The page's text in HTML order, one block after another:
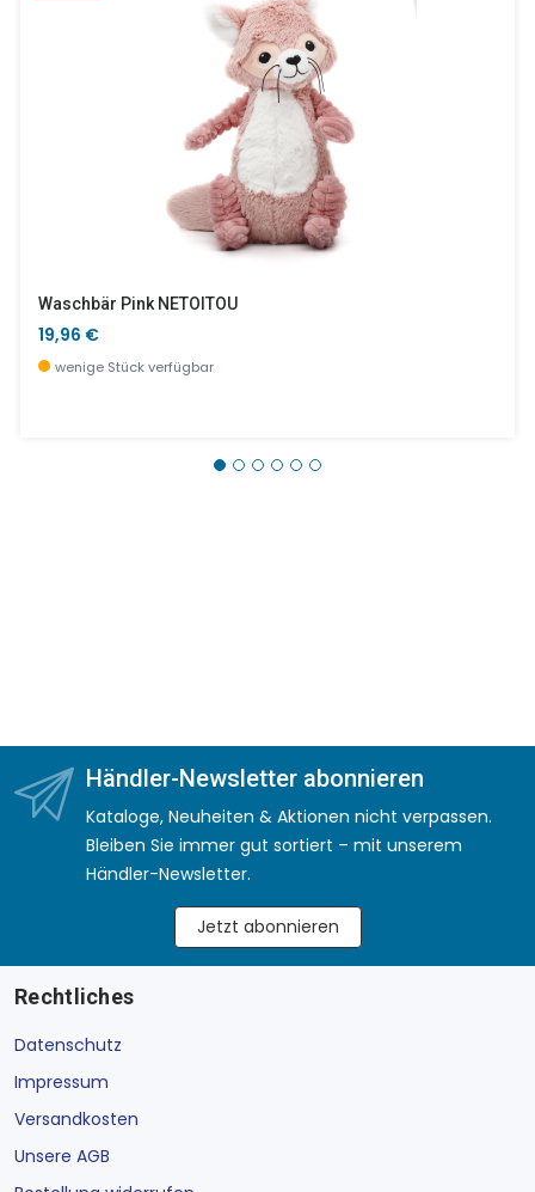
Waschbär Pink NETOITOU
19,96 €
wenige Stück verfügbar
Händler-Newsletter abonnieren
Kataloge, Neuheiten & Aktionen nicht verpassen.
Bleiben Sie immer gut sortiert – mit unserem
Händler-Newsletter.
Jetzt abonnieren
Rechtliches
Datenschutz
Impressum
Versandkosten
Unsere AGB